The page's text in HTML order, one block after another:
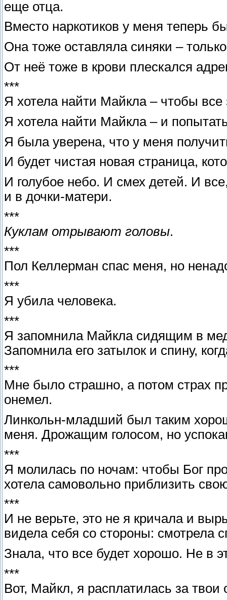
еще отца.
Вместо наркотиков у меня теперь
Она тоже оставляла синяки –
От неё тоже в крови плескался
***
Я хотела найти Майкла – чтобы все
Я хотела найти Майкла – и
Я была уверена, что у меня
И будет чистая новая страница,
И голубое небо. И смех детей. И
и в дочки-матери.
***
Куклам отрывают головы.
***
Пол Келлерман спас меня, но
***
Я убила человека.
***
Я запомнила Майкла сидящим в
Запомнила его затылок и спину,
***
Мне было страшно, а потом страх
онемел.
Линкольн-младший был таким
меня. Дрожащим голосом, но
***
Я молилась по ночам: чтобы Бог
хотела самовольно приблизить
***
И не верьте, это не я кричала и
видела себя со стороны: смотрела
Знала, что все будет хорошо. Не в
***
Вот, Майкл, я расплатилась за